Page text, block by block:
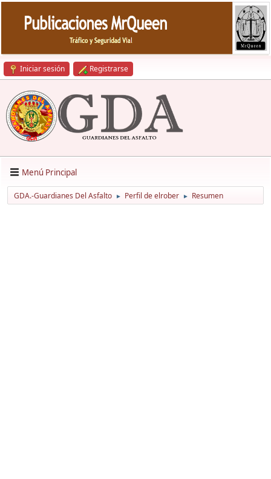
Iniciar sesión Registrarse
Menú Principal
GDA.-Guardianes Del Asfalto ► Perfil de elrober ► Resumen